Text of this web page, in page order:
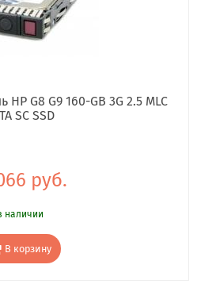
HP G8 G9 160-GB 3G 2.5 MLC
SC SSD
руб.
наличии
В корзину